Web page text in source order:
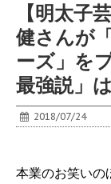
【明太子
健さんが
ーズ」を
最強説」
2018/07/24
本業のお笑いの